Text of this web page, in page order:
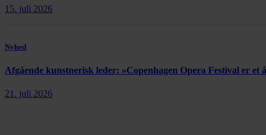
15. juli 2026
Nyhed
Afgående kunstnerisk leder: »Copenhagen Opera Festival er et
21. juli 2026